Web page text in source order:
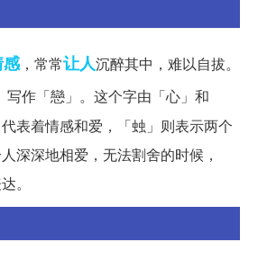
，常常让人沉醉其中，难以自拔。
写作「戀」。这个字由「心」和
代表着情感和爱，「䖵」则表示两个
深深地相爱，无法割舍的时候，
。